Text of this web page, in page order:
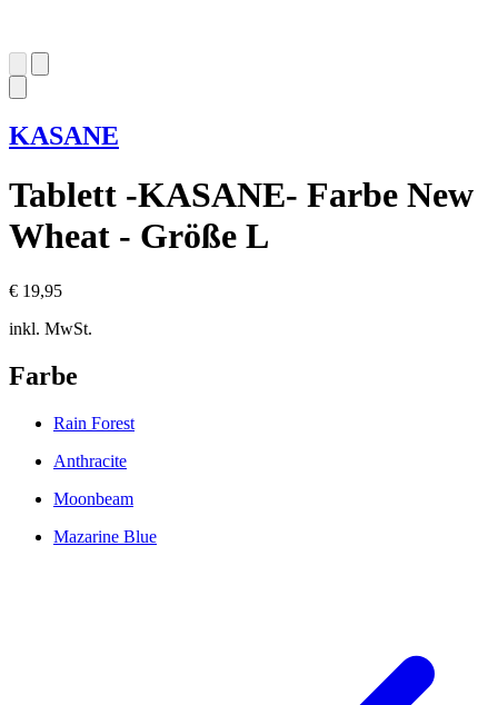
KASANE
Tablett -KASANE- Farbe New
Wheat - Größe L
€ 19,95
inkl. MwSt.
Farbe
Rain Forest
Anthracite
Moonbeam
Mazarine Blue